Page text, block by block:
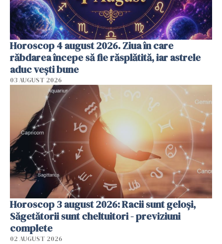
Horoscop 4 august 2026. Ziua în care
răbdarea începe să fie răsplătită, iar astrele
aduc vești bune
03 AUGUST 2026
Horoscop 3 august 2026: Racii sunt geloși,
Săgetătorii sunt cheltuitori - previziuni
complete
02 AUGUST 2026